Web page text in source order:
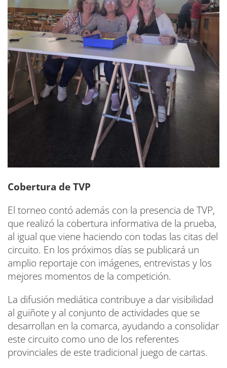
Cobertura de TVP
El torneo contó además con la presencia de TVP,
que realizó la cobertura informativa de la prueba,
al igual que viene haciendo con todas las citas del
circuito. En los próximos días se publicará un
amplio reportaje con imágenes, entrevistas y los
mejores momentos de la competición.
La difusión mediática contribuye a dar visibilidad
al guiñote y al conjunto de actividades que se
desarrollan en la comarca, ayudando a consolidar
este circuito como uno de los referentes
provinciales de este tradicional juego de cartas.